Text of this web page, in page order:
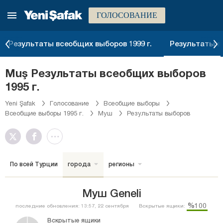
ГОЛОСОВАНИЕ
Результаты всеобщих выборов 1999 г. Результаты
Muş Результаты всеобщих выборов
1995 г.
Yeni Şafak Голосование
Всеобщие выборы
Всеобщие выборы 1995 г.
Муш Результаты выборов
По всей Турции города регионы
Муш Geneli
последние обновления: 13:57, 22 сентября Вскрытые ящики: %100
Вскрытые ящики